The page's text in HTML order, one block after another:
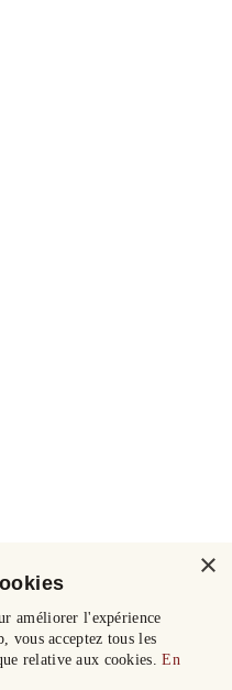
×
améliorer l'expérience
vous acceptez tous les
relative aux cookies.En